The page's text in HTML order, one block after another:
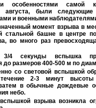
особенностями самой
августа, были следующие
и военными
момент взрыва в
стальной башне в центре
во много раз
4 секунды вспышка
до размеров 400-500 м по
со световой вспышкой
2-3 минут высоты
в обычные дождевые
небо.
взрыва возникла